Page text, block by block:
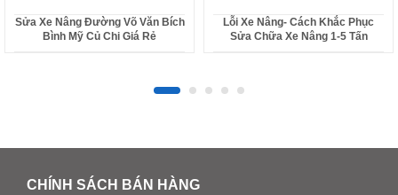
Sửa Xe Nâng Đường Võ Văn Bích
Bình Mỹ Củ Chi Giá Rẻ
Lỗi Xe Nâng- Cách Khắc Phục
Sửa Chữa Xe Nâng 1-5 Tấn
CHÍNH SÁCH BÁN HÀNG